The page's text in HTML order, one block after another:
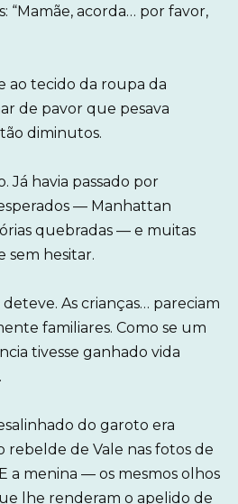
“Mamãe, acorda… por favor,
ao tecido da roupa da
de pavor que pesava
diminutos.
Já havia passado por
— Manhattan
quebradas — e muitas
sem hesitar.
As crianças… pareciam
familiares. Como se um
tivesse ganhado vida
do garoto era
rebelde de Vale nas fotos de
a menina — os mesmos olhos
lhe renderam o apelido de